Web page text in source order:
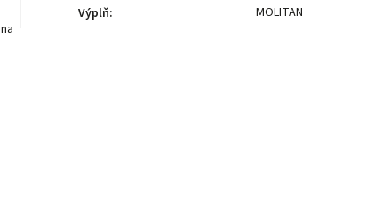
Výplň: MOLITAN